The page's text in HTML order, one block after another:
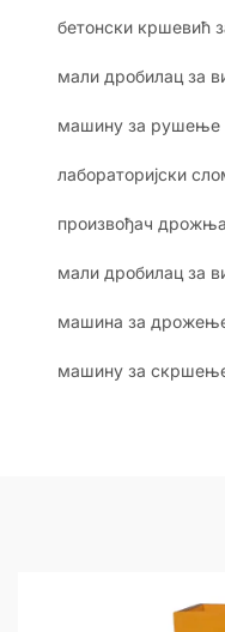
бетонски кршевић
мали дробилац за
машину за рушење
лабораторијски
произвођач
мали дробилац за
машина за
машину за